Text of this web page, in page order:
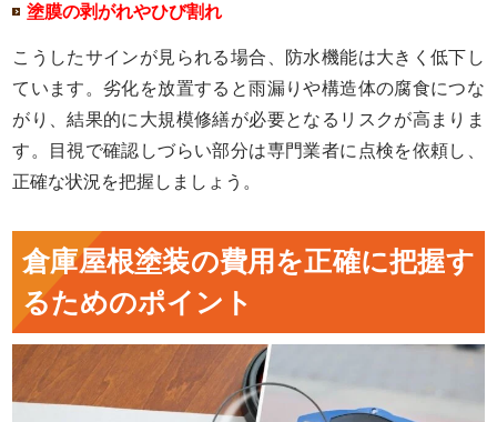
塗膜の剥がれやひび割れ
こうしたサインが見られる場合、防水機能は大きく低下し
ています。劣化を放置すると雨漏りや構造体の腐食につな
がり、結果的に大規模修繕が必要となるリスクが高まりま
す。目視で確認しづらい部分は専門業者に点検を依頼し、
正確な状況を把握しましょう。
倉庫屋根塗装の費用を正確に把握す
るためのポイント